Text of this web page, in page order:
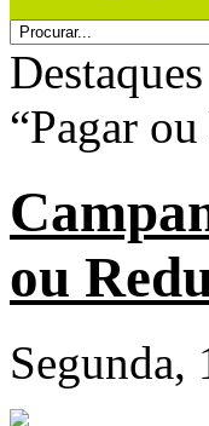
Destaques
“Pagar
ou
Segunda,